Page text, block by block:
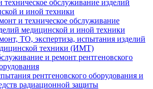
техническое обслуживание изделий
и иной техники
и техническое обслуживание
медицинской и иной техники
ТО, экспертиза, испытания изделий
техники (ИМТ)
и ремонт рентгеновского
рентгеновского оборудования и
радиационной защиты